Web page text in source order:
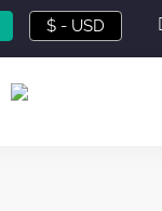
$ - USD